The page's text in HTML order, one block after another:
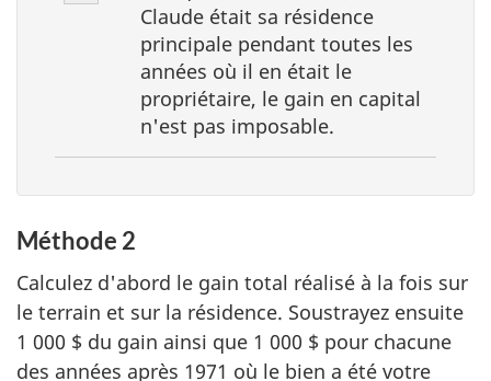
2
Claude était sa résidence
principale pendant toutes les
années où il en était le
propriétaire, le gain en capital
n'est pas imposable.
Méthode 2
Calculez d'abord le gain total réalisé à la fois sur
le terrain et sur la résidence. Soustrayez ensuite
1 000 $ du gain ainsi que 1 000 $ pour chacune
des années après 1971 où le bien a été votre